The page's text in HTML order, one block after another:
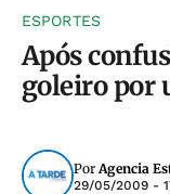
ESPORTES
Após
goleiro por
PorAgencia
29/05/2009 -